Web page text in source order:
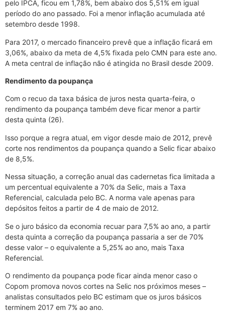
pelo IPCA, ficou em 1,78%, bem abaixo dos 5,51% em igual
período do ano passado. Foi a menor inflação acumulada até
setembro desde 1998.
Para 2017, o mercado financeiro prevê que a inflação ficará em
3,06%, abaixo da meta de 4,5% fixada pelo CMN para este ano.
A meta central de inflação não é atingida no Brasil desde 2009.
Rendimento da poupança
Com o recuo da taxa básica de juros nesta quarta-feira, o
rendimento da poupança também deve ficar menor a partir
desta quinta (26).
Isso porque a regra atual, em vigor desde maio de 2012, prevê
corte nos rendimentos da poupança quando a Selic ficar abaixo
de 8,5%.
Nessa situação, a correção anual das cadernetas fica limitada a
um percentual equivalente a 70% da Selic, mais a Taxa
Referencial, calculada pelo BC. A norma vale apenas para
depósitos feitos a partir de 4 de maio de 2012.
Se o juro básico da economia recuar para 7,5% ao ano, a partir
desta quinta a correção da poupança passaria a ser de 70%
desse valor – o equivalente a 5,25% ao ano, mais Taxa
Referencial.
O rendimento da poupança pode ficar ainda menor caso o
Copom promova novos cortes na Selic nos próximos meses –
analistas consultados pelo BC estimam que os juros básicos
terminem 2017 em 7% ao ano.